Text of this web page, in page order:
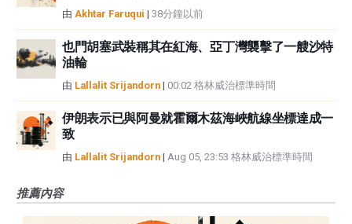
由 Akhtar Faruqui | 38分鐘以前
也門胡塞武裝稱其在紅海、亞丁灣襲擊了一艘沙特
油輪
由 Lallalit Srijandorn | 00:02 格林威治標準時間
伊朗表示已與阿曼就霍爾木茲海峽航線坐標達成一
致
由 Lallalit Srijandorn | Aug 05, 23:53 格林威治標準時間
推薦內容